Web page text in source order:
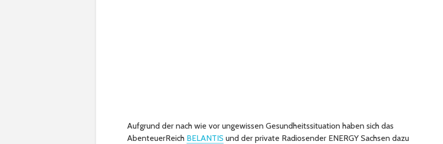
Aufgrund der nach wie vor ungewissen Gesundheitssituation haben sich das
AbenteuerReich BELANTIS und der private Radiosender ENERGY Sachsen dazu